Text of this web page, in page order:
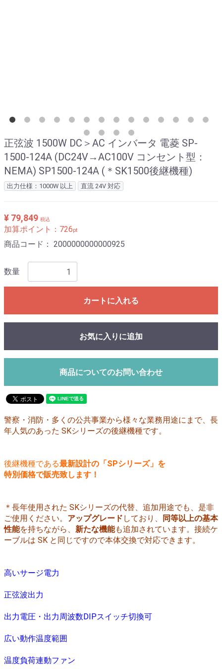
正弦波 1500W DC＞AC インバータ 電菱 SP-
1500-124A (DC24V→AC100V コンセント型：
NEMA) SP1500-124A (＊SK1500後継機種)
出力仕様：1000W 以上 直流 24V 対応
¥ 79,849 税込
加算ポイント： 726pt
商品コード： 2000000000000925
数量
カートに入れる
お気に入りに追加
商品についてのお問い合わせ
警察・消防・多くの公共事業から様々な業務用途にまで、長
年人気のあった SKシリーズの後継機種です。
後継機種である最新設計の「SPシリーズ」を
特別価格で販売致します！
＊長年使用された SKシリーズの代替、追加用途でも、是非
ご使用ください。 アップグレード しており、
同等以上の基本
性能を持ちながら、 新たな機能も追加されています。接続ケ
ーブルは SK と同じですので本体交換で対応できます。
高いサージ電力
正弦波出力
出力電圧・出力周波数DIPスイッチ切換可
広い動作温度範囲
温度負荷連動ファン